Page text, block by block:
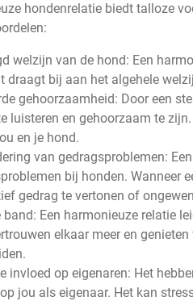
hondenrelatie biedt talloze
welzijn van de hond: Een
draagt bij aan het algehele
gehoorzaamheid: Door een
luisteren en gehoorzaam te
en je hond.
van gedragsproblemen:
bij honden. Wanneer
gedrag te vertonen of
band: Een harmonieuze relatie
elkaar meer en
invloed op eigenaren: Het
jou als eigenaar. Het kan